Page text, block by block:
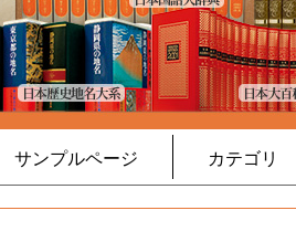
サンプルページ カテゴリ